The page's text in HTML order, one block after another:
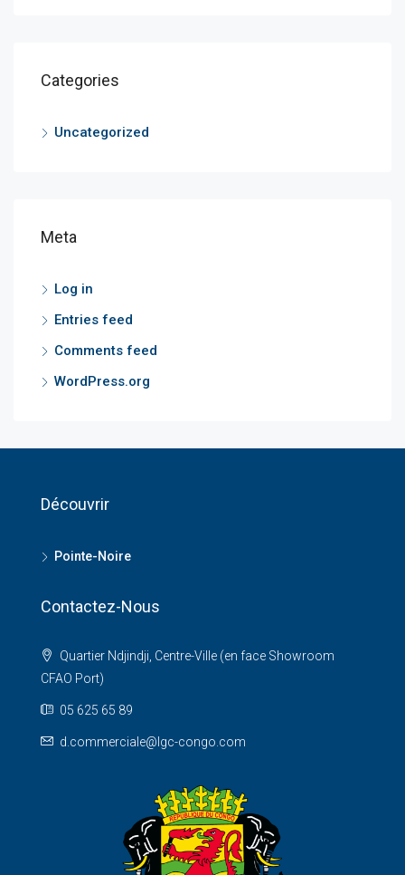
Categories
Uncategorized
Meta
Log in
Entries feed
Comments feed
WordPress.org
Découvrir
Pointe-Noire
Contactez-Nous
Quartier Ndjindji, Centre-Ville (en face Showroom
CFAO Port)
05 625 65 89
d.commerciale@lgc-congo.com